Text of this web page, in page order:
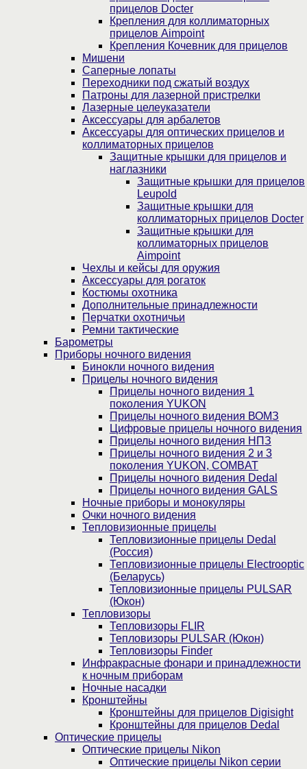
прицелов Docter
Крепления для коллиматорных
прицелов Aimpoint
Крепления Кочевник для прицелов
Мишени
Саперные лопаты
Переходники под сжатый воздух
Патроны для лазерной пристрелки
Лазерные целеуказатели
Аксессуары для арбалетов
Аксессуары для оптических прицелов и
коллиматорных прицелов
Защитные крышки для прицелов и
наглазники
Защитные крышки для прицелов
Leupold
Защитные крышки для
коллиматорных прицелов Docter
Защитные крышки для
коллиматорных прицелов
Aimpoint
Чехлы и кейсы для оружия
Аксессуары для рогаток
Костюмы охотника
Дополнительные принадлежности
Перчатки охотничьи
Ремни тактические
Барометры
Приборы ночного видения
Бинокли ночного видения
Прицелы ночного видения
Прицелы ночного видения 1
поколения YUKON
Прицелы ночного видения ВОМЗ
Цифровые прицелы ночного видения
Прицелы ночного видения НПЗ
Прицелы ночного видения 2 и 3
поколения YUKON, COMBAT
Прицелы ночного видения Dedal
Прицелы ночного видения GALS
Ночные приборы и монокуляры
Очки ночного видения
Тепловизионные прицелы
Тепловизионные прицелы Dedal
(Россия)
Тепловизионные прицелы Electrooptic
(Беларусь)
Тепловизионные прицелы PULSAR
(Юкон)
Тепловизоры
Тепловизоры FLIR
Тепловизоры PULSAR (Юкон)
Тепловизоры Finder
Инфракрасные фонари и принадлежности
к ночным приборам
Ночные насадки
Кронштейны
Кронштейны для прицелов Digisight
Кронштейны для прицелов Dedal
Оптические прицелы
Оптические прицелы Nikon
Оптические прицелы Nikon серии